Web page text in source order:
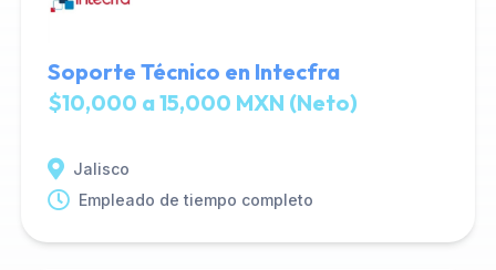
Soporte Técnico en Intecfra
$10,000 a 15,000 MXN (Neto)
Jalisco
Empleado de tiempo completo